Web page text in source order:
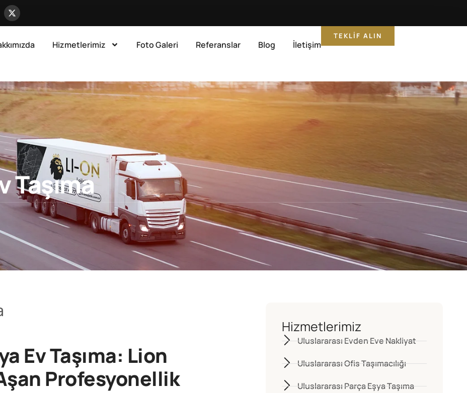
Hizmetlerimiz Foto Galeri Referanslar Blog İletişim
TEKLIF ALIN
Taşıma
Ev Taşıma: Lion
Profesyonellik
Hizmetlerimiz
Uluslararası Evden Eve Nakliyat
Uluslararası Ofis Taşımacılığı
Uluslararası Parça Eşya Taşıma